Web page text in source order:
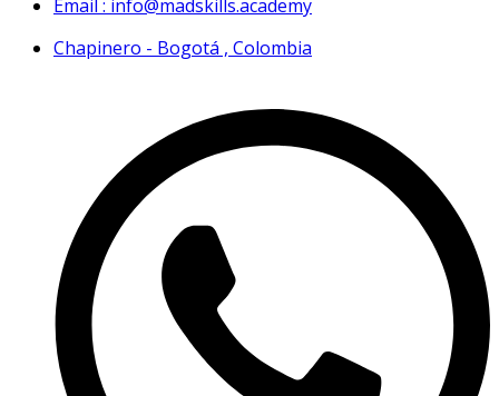
Email : info@madskills.academy
Chapinero - Bogotá , Colombia